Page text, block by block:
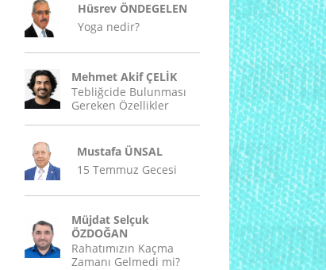
Hüsrev ÖNDEGELEN
Yoga nedir?
Mehmet Akif ÇELİK
Tebliğcide Bulunması
Gereken Özellikler
Mustafa ÜNSAL
15 Temmuz Gecesi
Müjdat Selçuk
ÖZDOĞAN
Rahatımızın Kaçma
Zamanı Gelmedi mi?